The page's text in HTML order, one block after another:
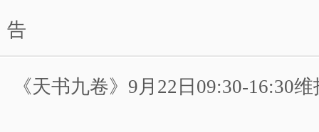
告
《天书九卷》9月22日09:30-16:30